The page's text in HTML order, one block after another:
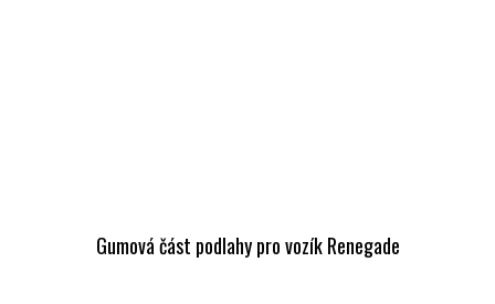
Gumová část podlahy pro vozík Renegade